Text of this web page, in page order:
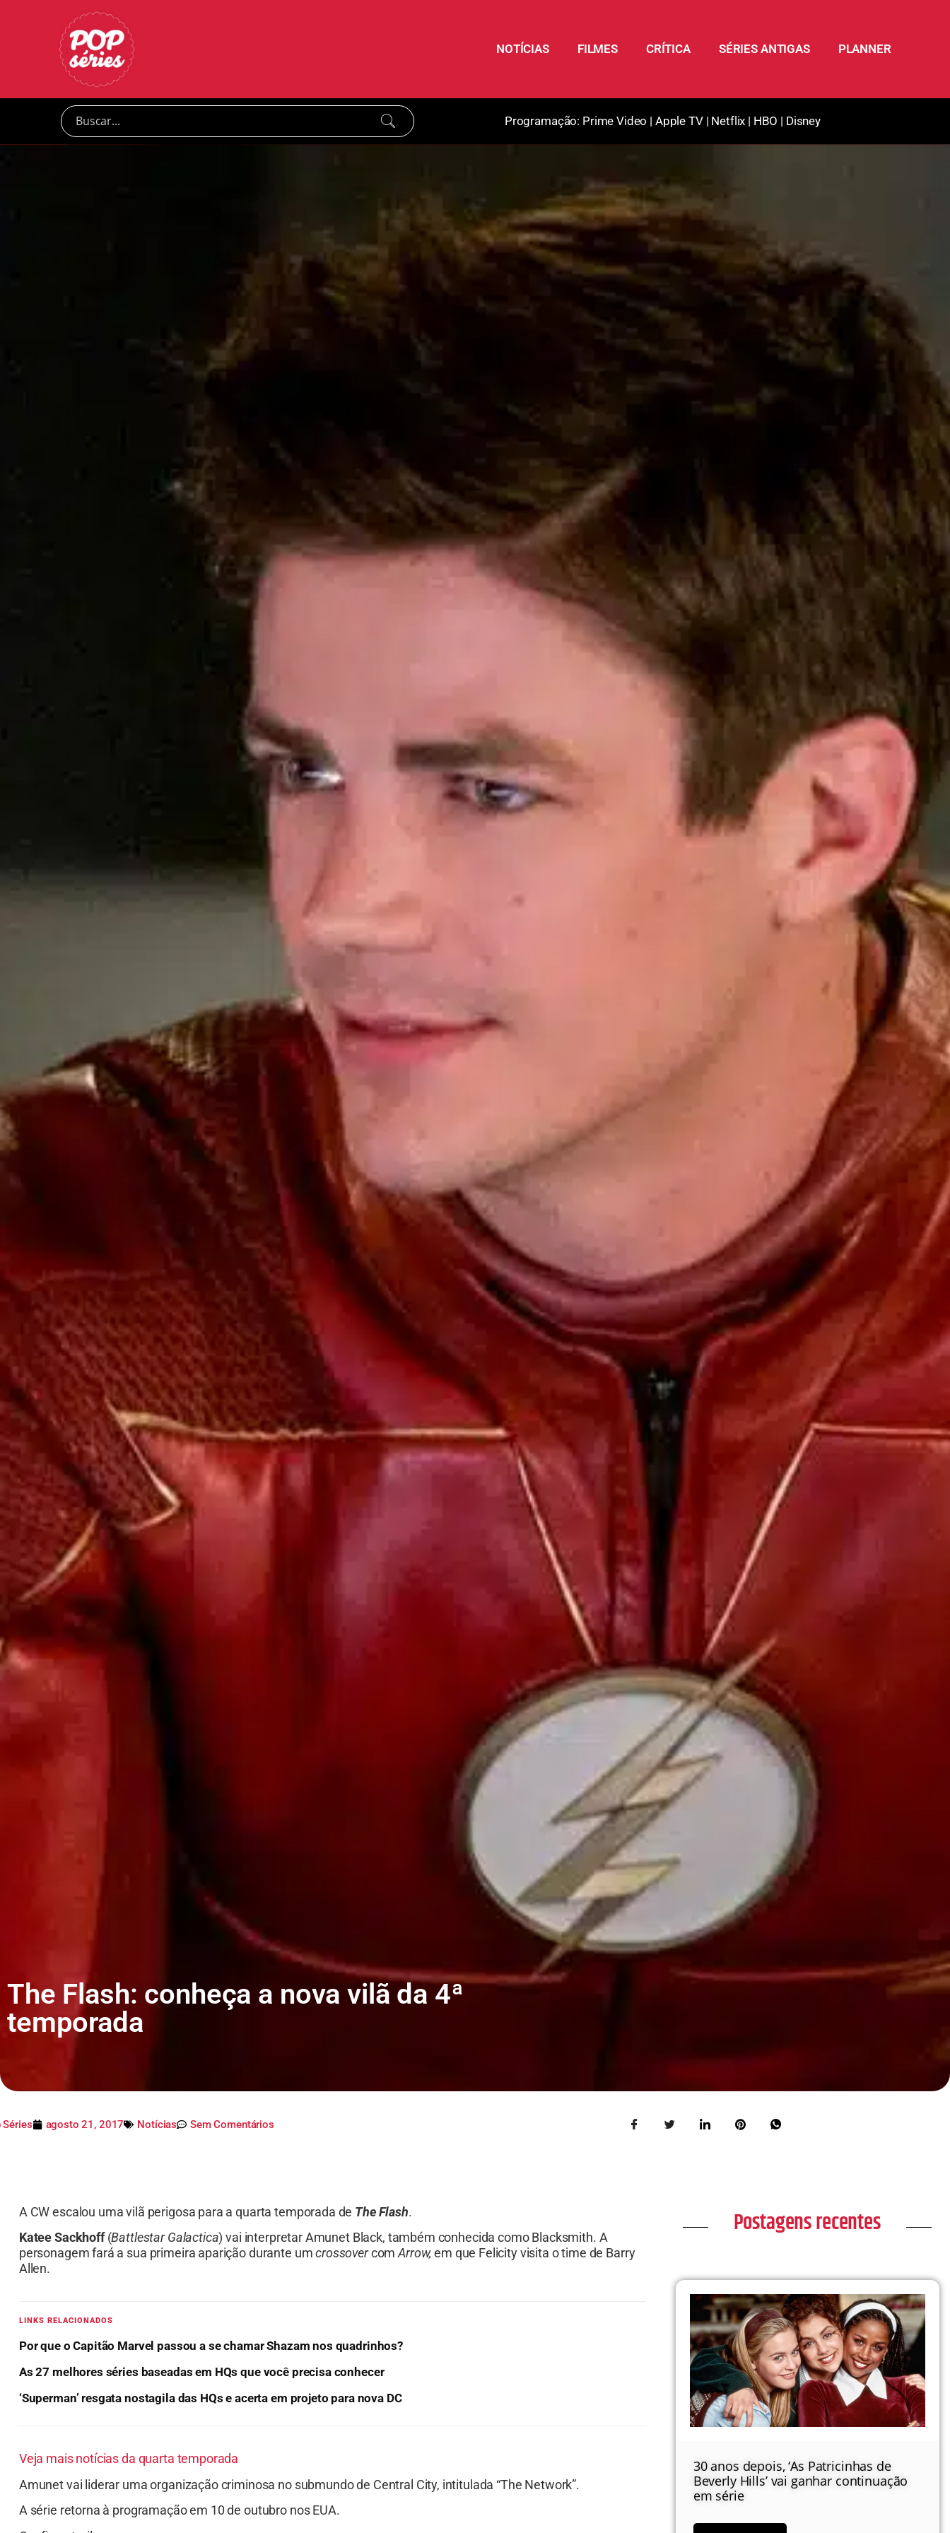
NOTÍCIAS FILMES CRÍTICA SÉRIES ANTIGAS PLANNER
Programação: Prime Video | Apple TV| Netflix | HBO | Disney
The Flash: conheça a nova vilã da 4ª
temporada
Séries agosto 21, 2017 Notícias Sem Comentários
A CW escalou uma vilã perigosa para a quarta temporada de The Flash.
Katee Sackhoff(Battlestar Galactica) vai interpretar Amunet Black, também conhecida como Blacksmith. A
personagem fará a sua primeira aparição durante umcrossovercomArrow,em que Felicity visita o time de Barry
Allen.
LINKS RELACIONADOS
Por que o Capitão Marvel passou a se chamar Shazam nos quadrinhos?
As 27 melhores séries baseadas em HQs que você precisa conhecer
‘Superman’ resgata nostagila das HQs e acerta em projeto para nova DC
Veja mais notícias da quarta temporada
Amunet vai liderar uma organização criminosa no submundo de Central City, intitulada “The Network”.
A série retorna à programação em 10 de outubro nos EUA.
Postagens recentes
30 anos depois, ‘As Patricinhas de
Beverly Hills’ vai ganhar continuação
em série